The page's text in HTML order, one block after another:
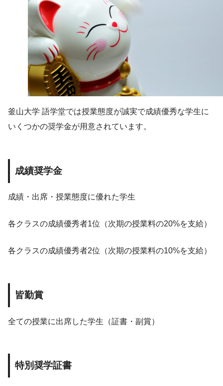
釜山大学 語学堂では授業態度が誠実で成績優秀な学生に
いくつかの奨学金が用意されています。
成績奨学金
成績・出席・授業態度に優れた学生
各クラスの成績優秀者1位（次期の授業料の20%を支給）
各クラスの成績優秀者2位（次期の授業料の10%を支給）
皆勤賞
全ての授業に出席した学生（証書・副賞）
特別奨学証書